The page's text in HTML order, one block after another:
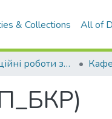
& Collections All of
Кваліфікаційні роботи здобувачів вищої освіти